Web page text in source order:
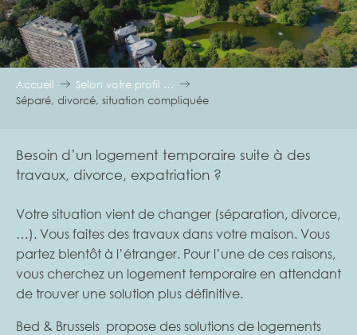
Accueil
Selon votre profil …
Séparé, divorcé, situation compliquée
Besoin d’un logement temporaire suite à des
travaux, divorce, expatriation ?
Votre situation vient de changer (séparation, divorce,
…). Vous faites des travaux dans votre maison. Vous
partez bientôt à l’étranger. Pour l’une de ces raisons,
vous cherchez un logement temporaire en attendant
de trouver une solution plus définitive.
Bed & Brussels propose des solutions de logements